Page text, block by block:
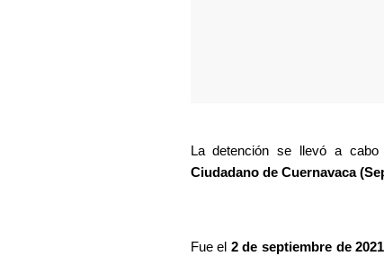
La detención se llevó a
Ciudadano de Cuernavaca
Fue el 2 de septiembre de 2021